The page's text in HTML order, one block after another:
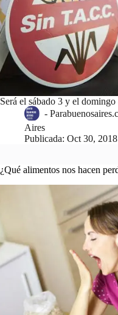
Será el sábado 3 y el
-
Aires
Publicada: Oct 30, 2018
¿Qué alimentos nos hacen